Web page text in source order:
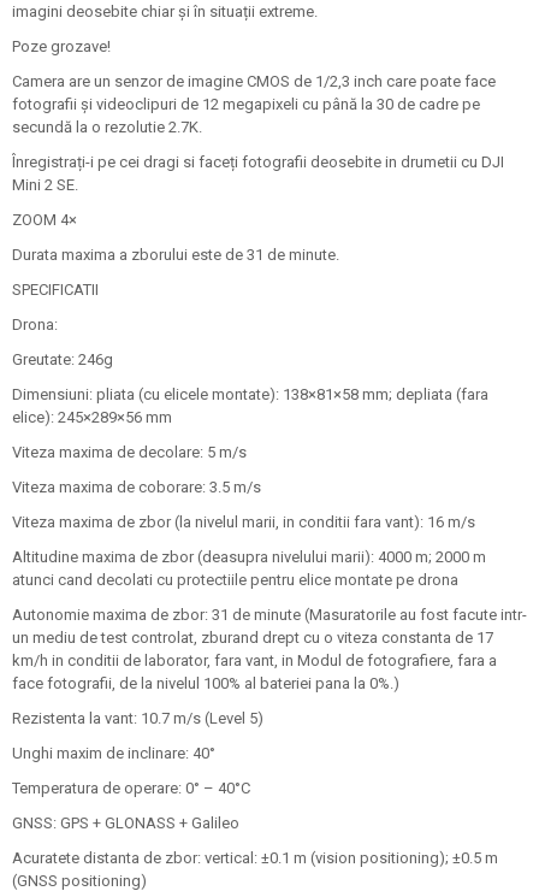
imagini deosebite chiar și în situații extreme.
Poze grozave!
Camera are un senzor de imagine CMOS de 1/2,3 inch care poate face
fotografii și videoclipuri de 12 megapixeli cu până la 30 de cadre pe
secundă la o rezolutie 2.7K.
Înregistrați-i pe cei dragi si faceți fotografii deosebite in drumetii cu DJI
Mini 2 SE.
ZOOM 4×
Durata maxima a zborului este de 31 de minute.
SPECIFICATII
Drona:
Greutate: 246g
Dimensiuni: pliata (cu elicele montate): 138×81×58 mm; depliata (fara
elice): 245×289×56 mm
Viteza maxima de decolare: 5 m/s
Viteza maxima de coborare: 3.5 m/s
Viteza maxima de zbor (la nivelul marii, in conditii fara vant): 16 m/s
Altitudine maxima de zbor (deasupra nivelului marii): 4000 m; 2000 m
atunci cand decolati cu protectiile pentru elice montate pe drona
Autonomie maxima de zbor: 31 de minute (Masuratorile au fost facute intr-
un mediu de test controlat, zburand drept cu o viteza constanta de 17
km/h in conditii de laborator, fara vant, in Modul de fotografiere, fara a
face fotografii, de la nivelul 100% al bateriei pana la 0%.)
Rezistenta la vant: 10.7 m/s (Level 5)
Unghi maxim de inclinare: 40°
Temperatura de operare: 0° – 40°C
GNSS: GPS + GLONASS + Galileo
Acuratete distanta de zbor: vertical: ±0.1 m (vision positioning); ±0.5 m
(GNSS positioning)